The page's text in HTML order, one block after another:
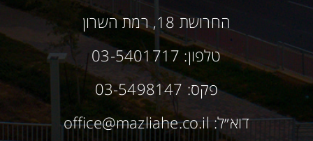
החרושת 18, רמת השרון
טלפון: 03-5401717
פקס: 03-5498147
דוא״ל: office@mazliahe.co.il